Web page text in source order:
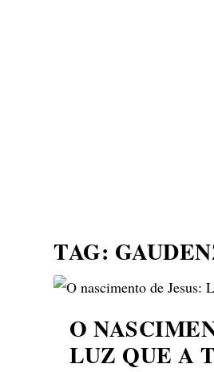
TAG:
O
LUZ QUE A